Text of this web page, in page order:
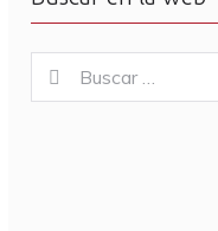
for:
Buscar